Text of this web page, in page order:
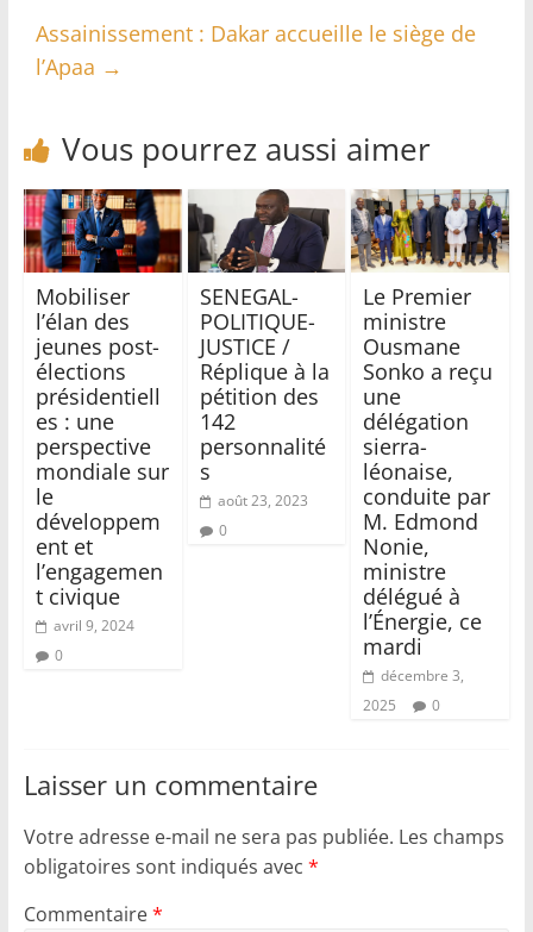
Assainissement : Dakar accueille le siège de
l’Apaa →
Vous pourrez aussi aimer
Mobiliser
l’élan des
jeunes post-
élections
présidentiell
es : une
perspective
mondiale sur
le
développem
ent et
l’engagemen
t civique
avril 9, 2024
0
SENEGAL-
POLITIQUE-
JUSTICE /
Réplique à la
pétition des
142
personnalité
s
août 23, 2023
0
Le Premier
ministre
Ousmane
Sonko a reçu
une
délégation
sierra-
léonaise,
conduite par
M. Edmond
Nonie,
ministre
délégué à
l’Énergie, ce
mardi
décembre 3,
2025
0
Laisser un commentaire
Votre adresse e-mail ne sera pas publiée. Les champs
obligatoires sont indiqués avec *
Commentaire*